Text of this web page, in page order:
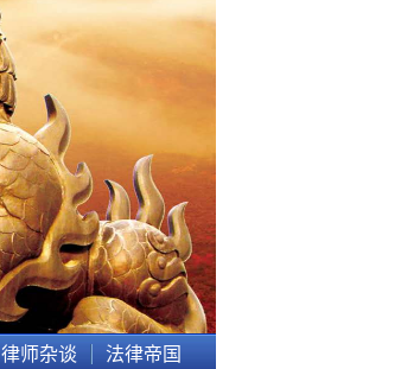
律师杂谈 法律帝国